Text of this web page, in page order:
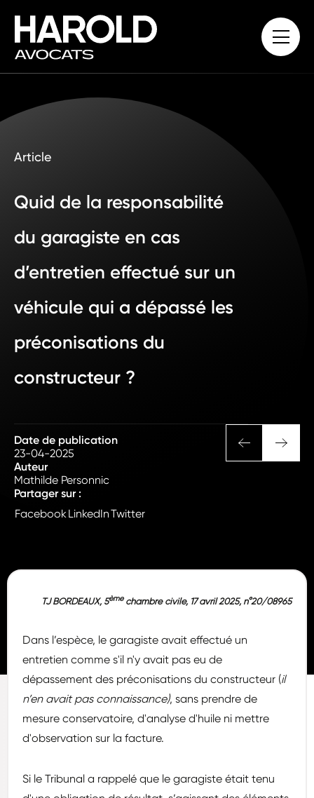
Article
Quid de la responsabilité
du garagiste en cas
d’entretien effectué sur un
véhicule qui a dépassé les
préconisations du
constructeur ?
Date de publication
23-04-2025
Auteur
Mathilde Personnic
Partager sur :
FacebookLinkedInTwitter
TJ BORDEAUX, 5èmechambre civile, 17 avril 2025, n°20/08965
Dans l’espèce, le garagiste avait effectué un
entretien comme s'il n'y avait pas eu de
dépassement des préconisations du constructeur (il
n’en avait pas connaissance), sans prendre de
mesure conservatoire, d'analyse d'huile ni mettre
d'observation sur la facture.
Si le Tribunal a rappelé que le garagiste était tenu